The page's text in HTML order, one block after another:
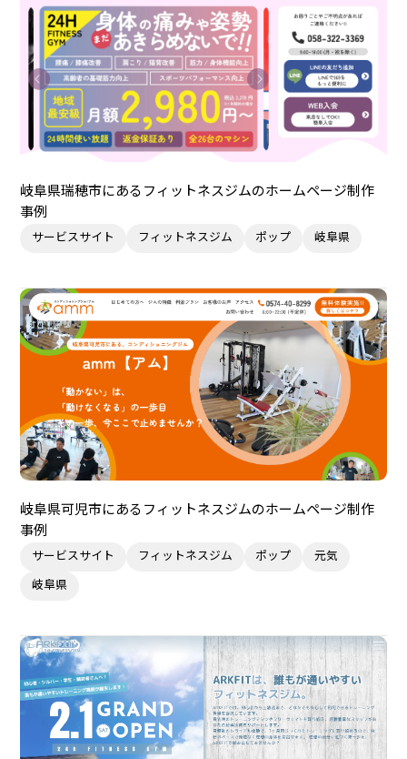
岐阜県瑞穂市にあるフィットネスジムのホームページ制作
事例
サービスサイト フィットネスジム ポップ 岐阜県
岐阜県可児市にあるフィットネスジムのホームページ制作
事例
サービスサイト フィットネスジム ポップ 元気
岐阜県